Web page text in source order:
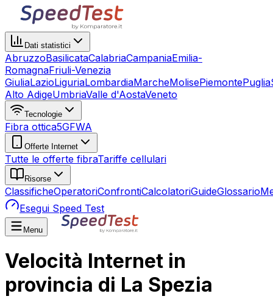
Dati statistici
AbruzzoBasilicataCalabriaCampaniaEmilia-
RomagnaFriuli-Venezia
GiuliaLazioLiguriaLombardiaMarcheMolisePiemontePuglia
Alto AdigeUmbriaValle d'AostaVeneto
Tecnologie
Fibra ottica5GFWA
Offerte Internet
Tutte le offerte fibraTariffe cellulari
Risorse
ClassificheOperatoriConfrontiCalcolatoriGuideGlossario
Esegui Speed Test
Menu
Velocità Internet in
provincia di La Spezia